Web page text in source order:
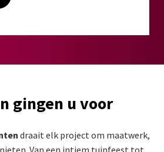
gingen u voor
draait elk project om maatwerk,
Van een intiem tuinfeest tot